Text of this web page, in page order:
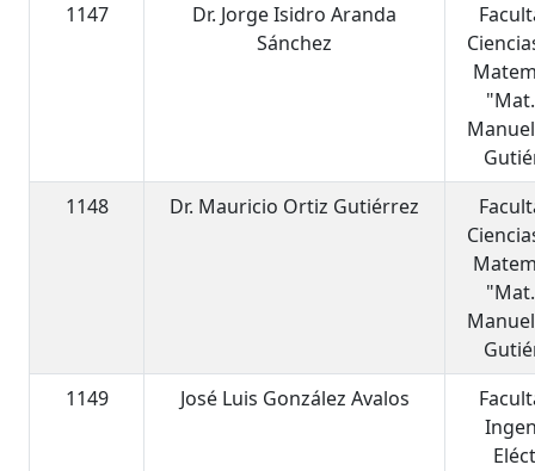
1147
Dr. Jorge Isidro Aranda
Sánchez
1148
Dr. Mauricio Ortiz Gutiérrez
1149
José Luis González Avalos